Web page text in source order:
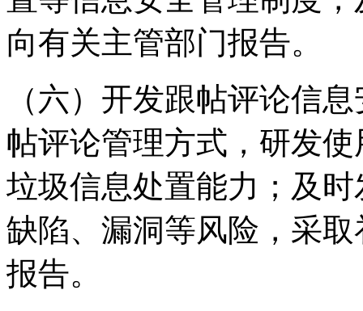
向有关主管部门报告。
（六）开发跟帖评论信
帖评论管理方式，研发
垃圾信息处置能力；及
缺陷、漏洞等风险，采
报告。